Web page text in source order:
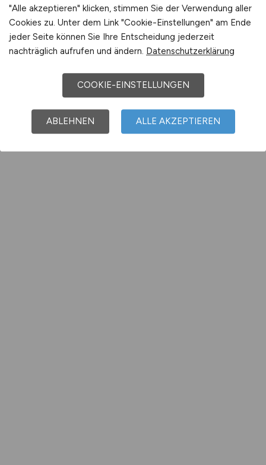
"Alle akzeptieren" klicken, stimmen Sie der Verwendung aller
Cookies zu. Unter dem Link "Cookie-Einstellungen" am Ende
jeder Seite können Sie Ihre Entscheidung jederzeit
nachträglich aufrufen und ändern. Datenschutzerklärung
COOKIE-EINSTELLUNGEN
ABLEHNEN ALLE AKZEPTIEREN